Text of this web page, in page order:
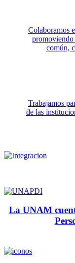
Colaboramos
común,
Trabajamos
de las
La UNAM